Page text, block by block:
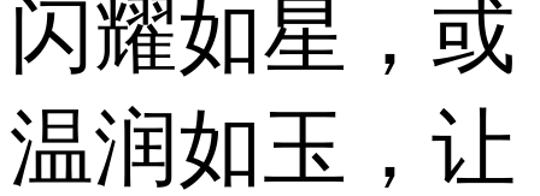
闪耀如星，或
温润如玉，让